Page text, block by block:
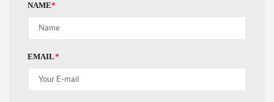
NAME*
EMAIL*